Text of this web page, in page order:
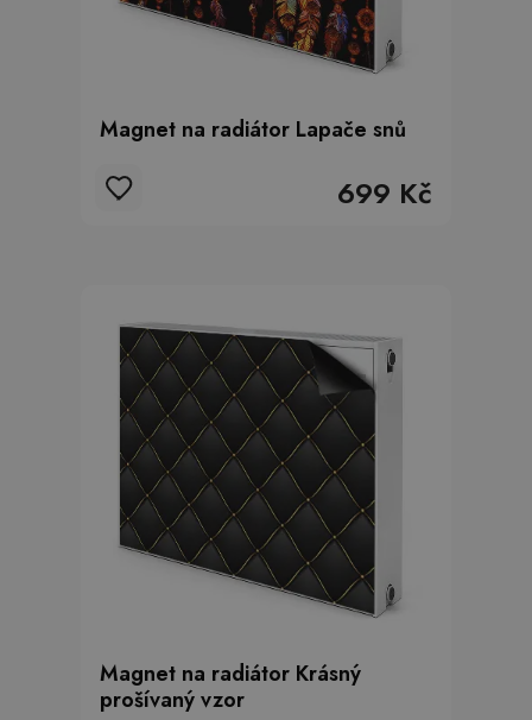
Magnet na radiátor Lapače snů
699 Kč
Magnet na radiátor Krásný
prošívaný vzor